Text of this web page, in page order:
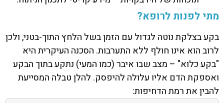
מתי לפנות לרופא?
בקע בצלקת נוטה לגדול עם הזמן בשל הלחץ התוך-בטני, ולכן
לרוב הוא אינו חולף ללא התערבות. הסכנה העיקרית היא
"בקע כלוא" – מצב שבו איבר (כמו המעי) נתקע בתוך הבקע
ואספקת הדם אליו עלולה להיפסק. להלן טבלה המסייעת
להבין את רמת הדחיפות: